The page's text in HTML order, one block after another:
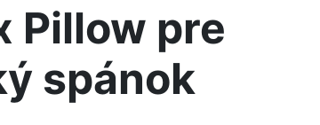
Pillow pre
spánok